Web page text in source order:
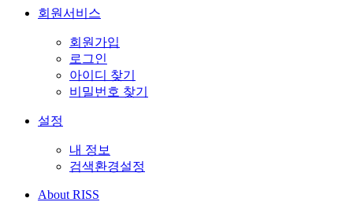
회원서비스
회원가입
로그인
아이디 찾기
비밀번호 찾기
설정
내 정보
검색환경설정
About RISS